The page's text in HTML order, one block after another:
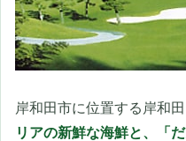
岸和田市に位置する岸和
リアの新鮮な海鮮と、「